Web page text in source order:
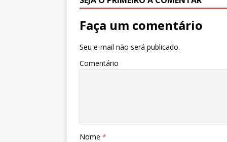
Faça um comentário
Seu e-mail não será publicado.
Comentário
Nome *